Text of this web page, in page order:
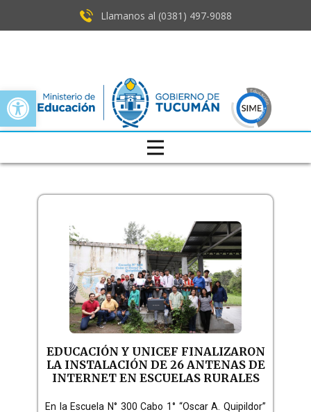
Open toolbar
Llamanos al (0381) ​497-9088
EDUCACIÓN Y UNICEF FINALIZARON
LA INSTALACIÓN DE 26 ANTENAS DE
INTERNET EN ESCUELAS RURALES
En la Escuela N° 300 Cabo 1° “Oscar A. Quipildor”